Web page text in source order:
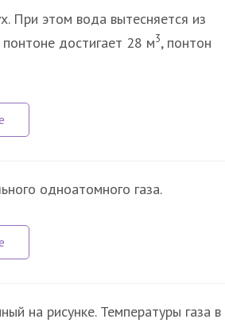
При этом вода вытесняется из
достигает 28 м3, понтон
одноатомного газа.
на рисунке. Температуры газа в